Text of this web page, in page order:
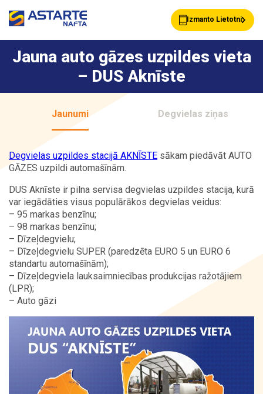
Izmanto Lietotni
Akcijas Jaunumi
Uzpildes stacijas
Vairumtirdzniecība
Jauna auto gāzes uzpildes vieta
– DUS Aknīste
Jaunumi Degvielas ziņas
Degvielas uzpildes stacijā AKNĪSTE sākam piedāvāt AUTO
GĀZES uzpildi automašīnām.
DUS Aknīste ir pilna servisa degvielas uzpildes stacija, kurā
var iegādāties visus populārākos degvielas veidus:
– 95 markas benzīnu;
– 98 markas benzīnu;
– Dīzeļdegvielu;
– Dīzeļdegvielu SUPER (paredzēta EURO 5 un EURO 6
standartu automašīnām);
– Dīzeļdegviela lauksaimniecības produkcijas ražotājiem
(LPR);
– Auto gāzi